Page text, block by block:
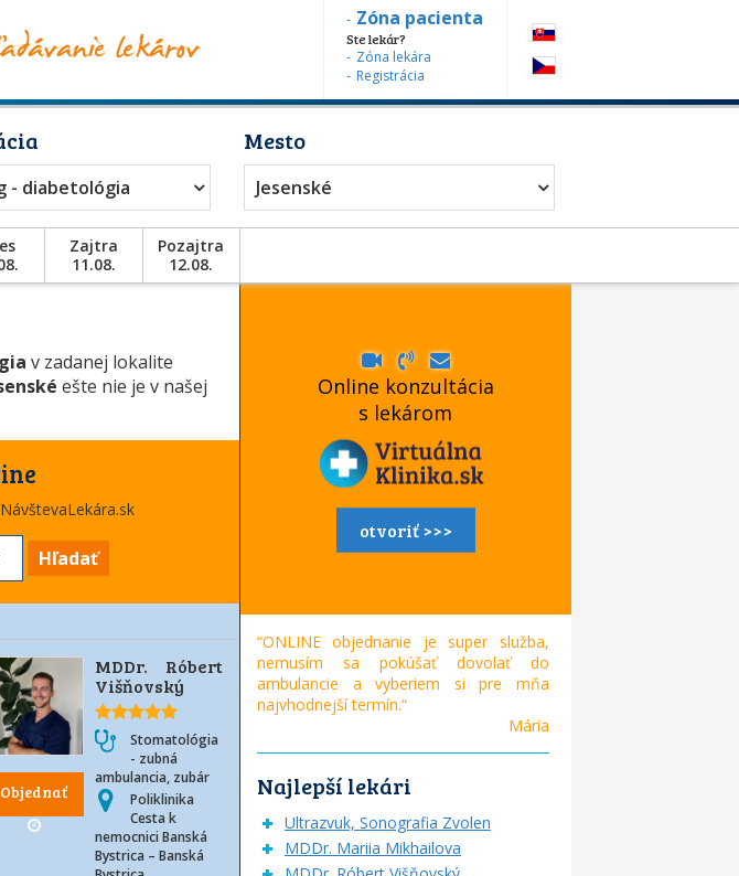
Zóna pacienta
Ste lekár?
Zóna lekára
Registrácia
- diabetológia
Mesto
Jesenské
Zajtra
11.08.
Pozajtra
12.08.
v zadanej lokalite
ešte nie je v našej
Hľadať
Objednať
MDDr. Róbert
Višňovský
Stomatológia
- zubná
ambulancia, zubár
Poliklinika
Cesta k
nemocnici Banská
Bystrica – Banská
Online konzultácia
s lekárom
otvoriť >>>
“ONLINE objednanie je super služba,
nemusím sa pokúšať dovolať do
ambulancie a vyberiem si pre mňa
najvhodnejší termín.“
Mária
Najlepší lekári
Ultrazvuk, Sonografia Zvolen
MDDr. Mariia Mikhailova